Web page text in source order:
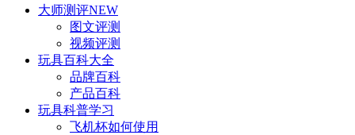
大师测评NEW
图文评测
视频评测
玩具百科大全
品牌百科
产品百科
玩具科普学习
飞机杯如何使用